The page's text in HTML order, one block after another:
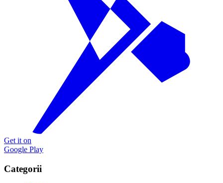
Get it on
Google Play
Categorii